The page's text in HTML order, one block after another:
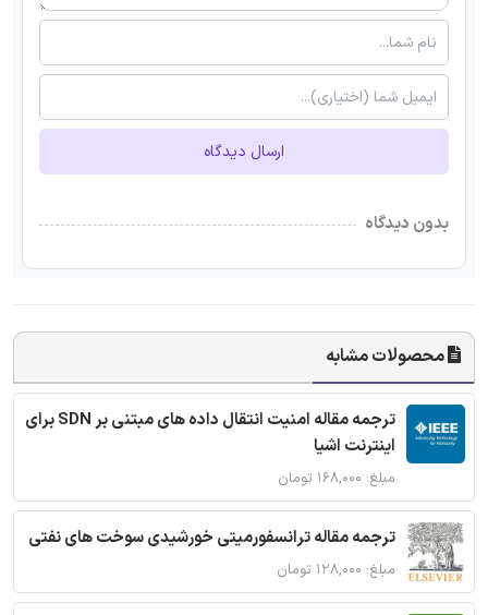
ارسال دیدگاه
بدون دیدگاه
محصولات مشابه
ترجمه مقاله امنیت انتقال داده های مبتنی بر SDN برای
اینترنت اشیا
مبلغ: ۱۶۸,۰۰۰ تومان
ترجمه مقاله ترانسفورمیتی خورشیدی سوخت های نفتی
مبلغ: ۱۲۸,۰۰۰ تومان